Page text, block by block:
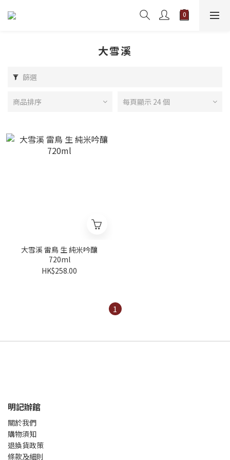
大雪溪
篩選
商品排序 每頁顯示 24 個
大雪溪 雷鳥 生 純米吟釀
720ml
HK$258.00
1
明記辦館
關於我們
購物須知
退換貨政策
條款及細則